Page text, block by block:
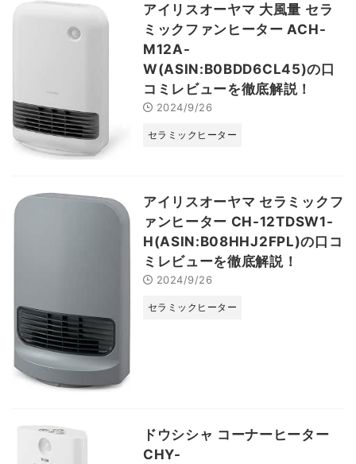
アイリスオーヤマ 大風量 セラ
ミックファンヒーター ACH-
M12A-
W(ASIN:B0BDD6CL45)の口
コミレビューを徹底解説！
2024/9/26
セラミックヒーター
アイリスオーヤマ セラミックフ
ァンヒーター CH-12TDSW1-
H(ASIN:B08HHJ2FPL)の口コ
ミレビューを徹底解説！
2024/9/26
セラミックヒーター
ドウシシャ コーナーヒーター
CHY-